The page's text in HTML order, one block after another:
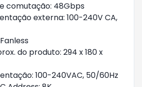
comutação: 48Gbps
externa: 100-240V CA,
do produto: 294 x 180 x
100-240VAC, 50/60Hz